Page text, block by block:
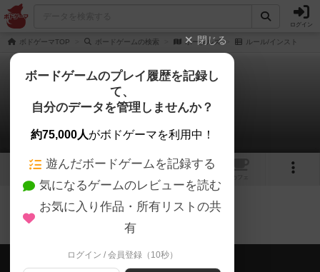
ログイン
ボドゲーマTOP ボードゲームの検索 ポータルズ ルール/インスト
ポータルズ
0件のルール/インスト
1 1
ポータルズのトップに戻る
会員の新しい投稿
閉じる
ボードゲームのプレイ履歴を記録し
て、
自分のデータを管理しませんか？
約75,000人がボドゲーマを利用中！
遊んだボードゲームを記録する
気になるゲームのレビューを読む
お気に入り作品・所有リストの共
有
ログイン / 会員登録（10秒）